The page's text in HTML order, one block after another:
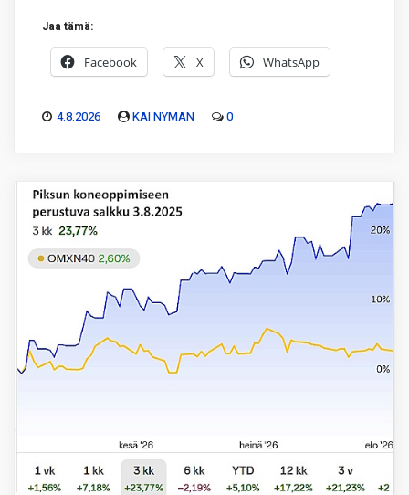
Jaa tämä:
Facebook X WhatsApp
4.8.2026 KAI NYMAN 0